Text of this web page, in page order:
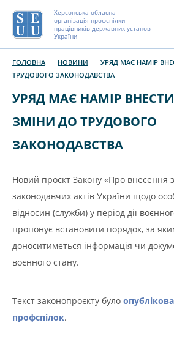
Херсонська обласна
організація профспілки
працівників державних установ
України
ГОЛОВНА НОВИНИ
УРЯД МАЄ НАМІР
ТРУДОВОГО ЗАКОНОДАВСТВА
УРЯД МАЄ НАМІР ВНЕСТИ
ЗМІНИ ДО ТРУДОВОГО
ЗАКОНОДАВСТВА
Новий проєкт Закону «Про внесення
законодавчих актів України щодо
відносин (служби) у період дії
пропонує встановити порядок, за
доноситиметься інформація чи
воєнного стану.
Текст законопроєкту було
профспілок.